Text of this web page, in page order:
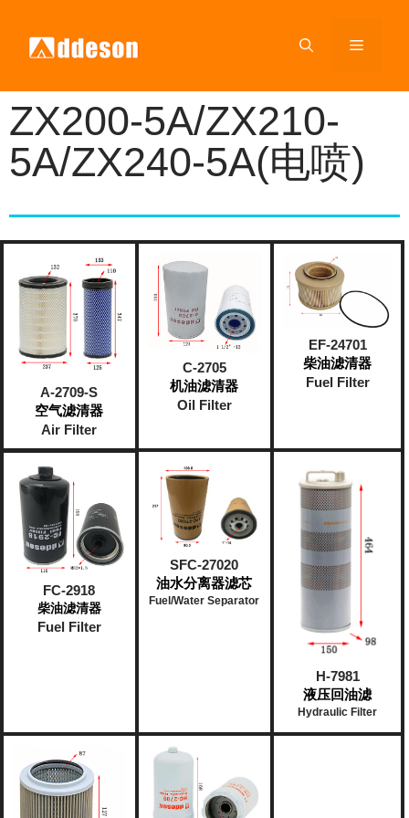
ZX200-5A/ZX210-
5A/ZX240-5A(电喷)
A-2709-S
空气滤清器
Air Filter
C-2705
机油滤清器
Oil Filter
EF-24701
柴油滤清器
Fuel Filter
FC-2918
柴油滤清器
Fuel Filter
SFC-27020
油水分离器滤芯
Fuel/Water Separator
H-7981
液压回油滤
Hydraulic Filter